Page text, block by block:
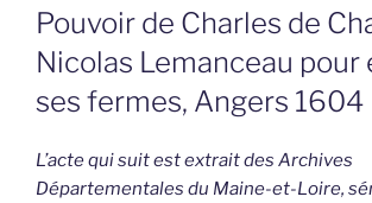
LE
Pouvoir de Charles de
Nicolas Lemanceau pour
ses fermes, Angers 1604
L’acte qui suit est extrait des Archives
Départementales du Maine-et-Loire,